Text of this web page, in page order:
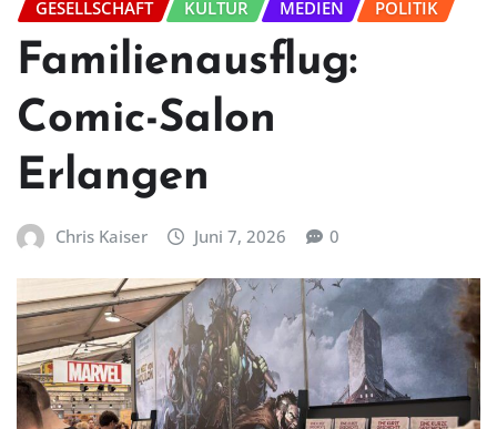
GESELLSCHAFT
KULTUR MEDIEN POLITIK
Familienausflug:
Comic-Salon
Erlangen
Chris Kaiser Juni 7, 2026 0